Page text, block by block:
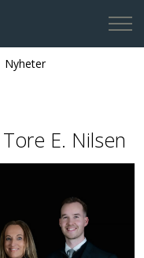
Kontakt oss
Nyheter
E. Nilsen